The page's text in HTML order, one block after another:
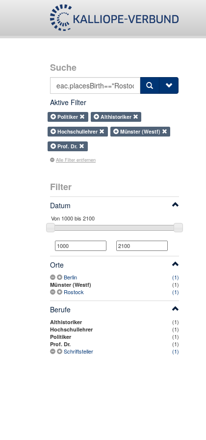
Suche
Aktive Filter
Politiker
Althistoriker
Hochschullehrer
Münster (Westf)
Prof. Dr.
Alle Filter entfernen
Filter
Datum
Orte
Berlin (1)
Münster (Westf)
(1)
Rostock
(1)
Berufe
Althistoriker (1)
Hochschullehrer (1)
Politiker (1)
Prof. Dr.
(1)
Schriftsteller
(1)